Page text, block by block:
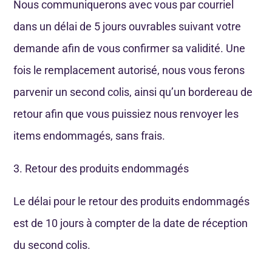
Nous communiquerons avec vous par courriel
dans un délai de 5 jours ouvrables suivant votre
demande afin de vous confirmer sa validité. Une
fois le remplacement autorisé, nous vous ferons
parvenir un second colis, ainsi qu’un bordereau de
retour afin que vous puissiez nous renvoyer les
items endommagés, sans frais.
3. Retour des produits endommagés
Le délai pour le retour des produits endommagés
est de 10 jours à compter de la date de réception
du second colis.